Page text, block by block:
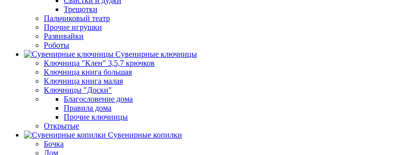
Трещотки
Пальчиковый театр
Прочие игрушки
Развивайки
Роботы
Сувенирные ключницы
Ключница "Клен" 3,5,7 крючков
Ключница книга большая
Ключница книга малая
Ключницы "Доски"
Благословение дома
Правила дома
Прочие ключницы
Открытые
Сувенирные копилки
Бочка
Дом